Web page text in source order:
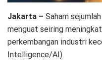
Jakarta – Saham
menguat seiring
perkembangan industri
Intelligence/AI).